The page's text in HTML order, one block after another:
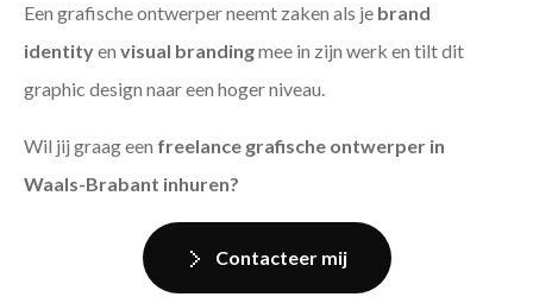
Een grafische ontwerper neemt zaken als je brand
identityen visual brandingmee in zijn werk en tilt dit
graphic design naar een hoger niveau.
Wil jij graag een freelance grafische ontwerper in
Waals-Brabant inhuren?
Contacteer mij